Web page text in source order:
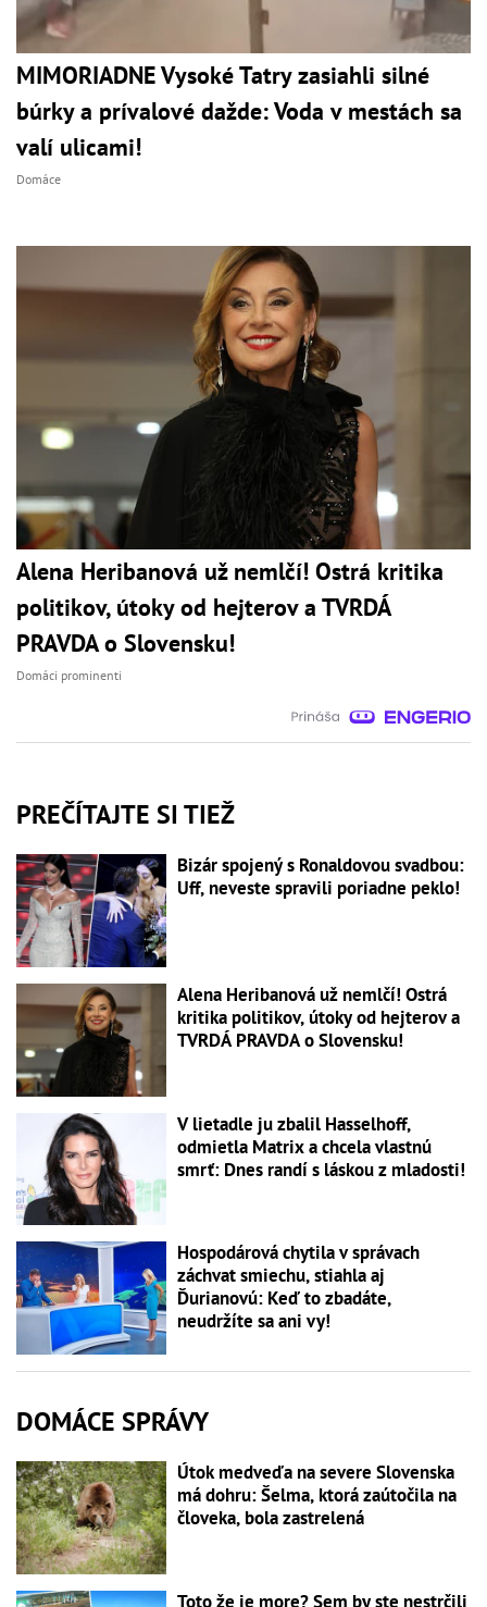
MIMORIADNE Vysoké Tatry zasiahli silné
búrky a prívalové dažde: Voda v mestách sa
valí ulicami!
Domáce
Alena Heribanová už nemlčí! Ostrá kritika
politikov, útoky od hejterov a TVRDÁ
PRAVDA o Slovensku!
Domáci prominenti
PREČÍTAJTE SI TIEŽ
Bizár spojený s Ronaldovou svadbou:
Uff, neveste spravili poriadne peklo!
Alena Heribanová už nemlčí! Ostrá
kritika politikov, útoky od hejterov a
TVRDÁ PRAVDA o Slovensku!
V lietadle ju zbalil Hasselhoff,
odmietla Matrix a chcela vlastnú
smrť: Dnes randí s láskou z mladosti!
Hospodárová chytila v správach
záchvat smiechu, stiahla aj
Ďurianovú: Keď to zbadáte,
neudržíte sa ani vy!
DOMÁCE SPRÁVY
Útok medveďa na severe Slovenska
má dohru: Šelma, ktorá zaútočila na
človeka, bola zastrelená
Toto že je more? Sem by ste nestrčili